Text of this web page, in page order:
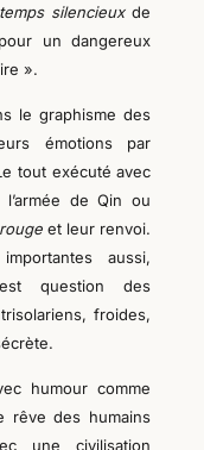
silencieuxde
un dangereux
».
le graphisme des
émotions par
tout exécuté avec
de Qin ou
et leur renvoi.
aussi,
question des
froides,
humour comme
rêve des humains
une civilisation